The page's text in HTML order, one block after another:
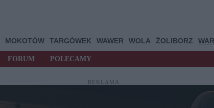
MOKOTÓW TARGÓWEK WAWER WOLA ŻOLIBORZ
FORUM POLECAMY
REKLAMA